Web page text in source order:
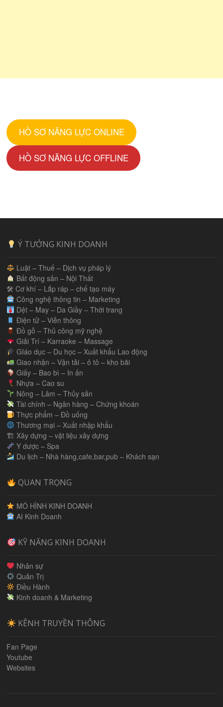
HỒ SƠ NĂNG LỰC ONLINE
HỒ SƠ NĂNG LỰC OFFLINE
Ý TƯỞNG KINH DOANH
Luật – Thuế – Dịch vụ pháp lý
Bất động sản – Nội Thất
🛠 Cơ khí – Lắp ráp – chế tạo máy
Công nghệ thông tin – Marketing
Dệt – May – Da Giầy – Thời trang
Điện tử – Viễn thông
Đồ gỗ – Thủ công mỹ nghệ
Giải Trí – Karraoke – Massage
GIáo dục – Du học – Xuất khẩu Lao động
Giao nhận – Vận tải – ô tô – kho bãi
Giấy – Bao bì – In ấn
Nhựa – Cao su
Nông – Lâm – Thủy sản
Tài chính – Ngân hàng – Chứng khoán
Thực phẩm – Đồ uống
Thương mại – Xuất nhập khẩu
🏗 Xây dựng – vật liệu xây dựng
Y dược – Spa
Du lịch – Nhà hàng,cafe,bar,pub – Khách sạn
QUAN TRỌNG
MÔ HÌNH KINH DOANH
AI Kinh Doanh
KỸ NĂNG KINH DOANH
Nhân sự
Quản Trị
Điều Hành
Kinh doanh & Marketing
KÊNH TRUYỀN THÔNG
Fan Page
Youtube
Websites